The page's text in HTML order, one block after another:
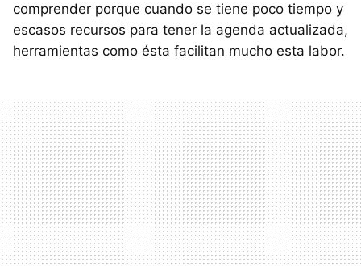
comprender porque cuando se tiene poco tiempo y
escasos recursos para tener la agenda actualizada,
herramientas como ésta facilitan mucho esta labor.